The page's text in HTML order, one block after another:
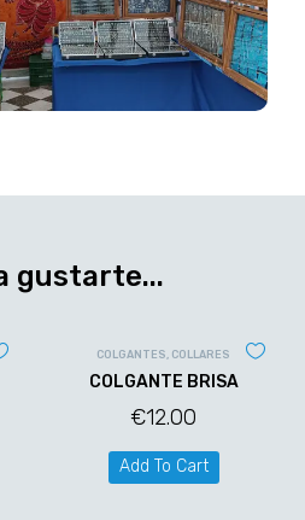
gustarte...
COLGANTES, COLLARES
COLGANTE BRISA
€12.00
Add To Cart